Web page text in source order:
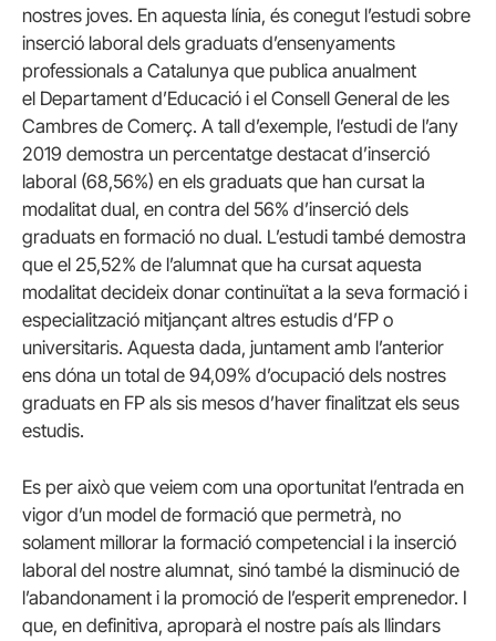
nostres joves. En aquesta línia, és conegut l’estudi sobre
inserció laboral dels graduats d’ensenyaments
professionals a Catalunya que publica anualment
el Departament d’Educació i el Consell General de les
Cambres de Comerç. A tall d’exemple, l’estudi de l’any
2019 demostra un percentatge destacat d’inserció
laboral (68,56%) en els graduats que han cursat la
modalitat dual, en contra del 56% d’inserció dels
graduats en formació no dual. L’estudi també demostra
que el 25,52% de l’alumnat que ha cursat aquesta
modalitat decideix donar continuïtat a la seva formació i
especialització mitjançant altres estudis d’FP o
universitaris. Aquesta dada, juntament amb l’anterior
ens dóna un total de 94,09% d’ocupació dels nostres
graduats en FP als sis mesos d’haver finalitzat els seus
estudis.
Es per això que veiem com una oportunitat l’entrada en
vigor d’un model de formació que permetrà, no
solament millorar la formació competencial i la inserció
laboral del nostre alumnat, sinó també la disminució de
l’abandonament i la promoció de l’esperit emprenedor. I
que, en definitiva, aproparà el nostre país als llindars